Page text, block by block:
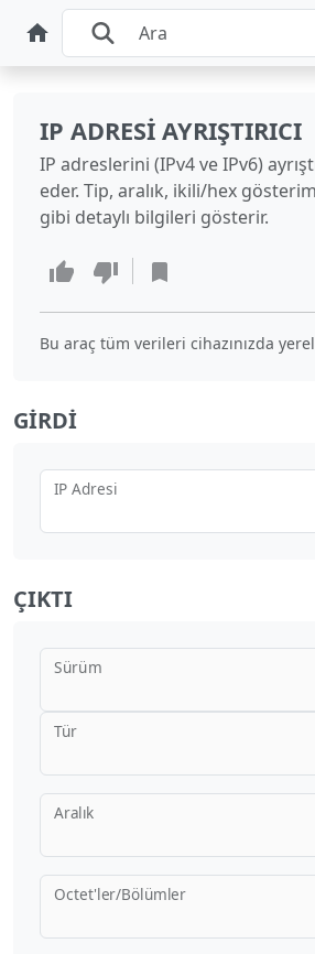
IP ADRESI AYRIŞTIRICI
IP adreslerini (IPv4 ve IPv6)
eder. Tip, aralık, ikili/hex
gibi detaylı bilgileri gösterir.
Bu araç tüm verileri cihazınızda
GIRDI
IP Adresi
ÇIKTI
Sürüm
Tür
Aralık
Octet'ler/Bölümler